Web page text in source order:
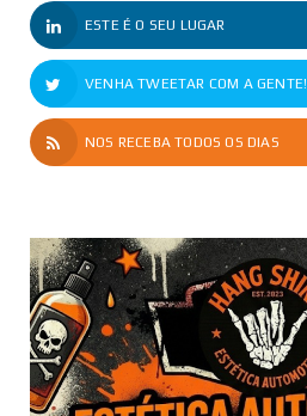
ESTE É O SEU LUGAR
VENHA TWEETAR COM A GENTE!
NOS RECEBA TODOS OS DIAS